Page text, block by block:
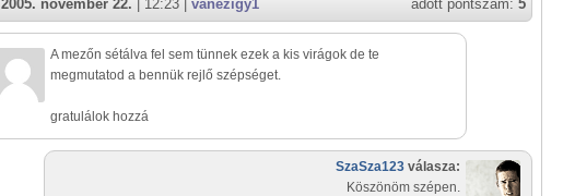
adott pontszám: 5
2005. november 22. | 12:23 | vanezigy1
A mezőn sétálva fel sem tünnek ezek a kis virágok de te
megmutatod a bennük rejlő szépséget.
gratulálok hozzá
SzaSza123 válasza:
Köszönöm szépen.